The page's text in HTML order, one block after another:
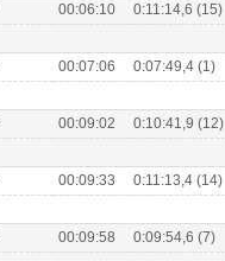
00:06:10 0:11:14,6 (15)
00:07:06 0:07:49,4 (1)
00:09:02 0:10:41,9 (12)
00:09:33 0:11:13,4 (14)
00:09:58 0:09:54,6 (7)